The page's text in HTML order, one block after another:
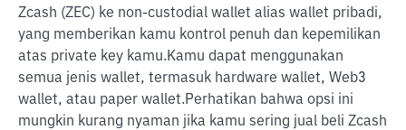
Zcash (ZEC) ke non-custodial wallet alias wallet pribadi,
yang memberikan kamu kontrol penuh dan kepemilikan
atas private key kamu.Kamu dapat menggunakan
semua jenis wallet, termasuk hardware wallet, Web3
wallet, atau paper wallet.Perhatikan bahwa opsi ini
mungkin kurang nyaman jika kamu sering jual beli Zcash